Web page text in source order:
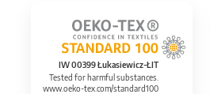
IW 00399 Łukasiewicz-ŁIT
Tested for harmful substances.
www.oeko-tex.com/standard100